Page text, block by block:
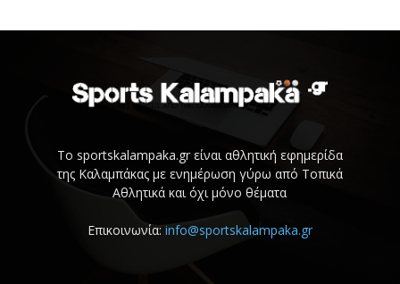
Το sportskalampaka.gr είναι αθλητική εφημερίδα
της Καλαμπάκας με ενημέρωση γύρω από Τοπικά
Αθλητικά και όχι μόνο θέματα
Επικοινωνία: info@sportskalampaka.gr